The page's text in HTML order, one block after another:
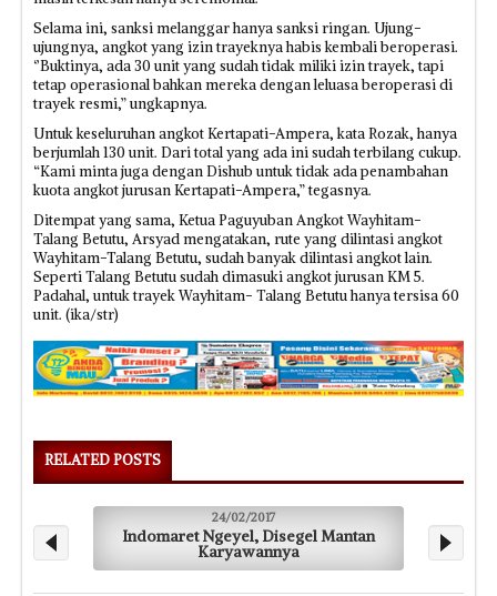
Selama ini, sanksi melanggar hanya sanksi ringan. Ujung-
ujungnya, angkot yang izin trayeknya habis kembali beroperasi.
‘’Buktinya, ada 30 unit yang sudah tidak miliki izin trayek, tapi
tetap operasional bahkan mereka dengan leluasa beroperasi di
trayek resmi,” ungkapnya.
Untuk keseluruhan angkot Kertapati-Ampera, kata Rozak, hanya
berjumlah 130 unit. Dari total yang ada ini sudah terbilang cukup.
“Kami minta juga dengan Dishub untuk tidak ada penambahan
kuota angkot jurusan Kertapati-Ampera,” tegasnya.
Ditempat yang sama, Ketua Paguyuban Angkot Wayhitam-
Talang Betutu, Arsyad mengatakan, rute yang dilintasi angkot
Wayhitam-Talang Betutu, sudah banyak dilintasi angkot lain.
Seperti Talang Betutu sudah dimasuki angkot jurusan KM 5.
Padahal, untuk trayek Wayhitam- Talang Betutu hanya tersisa 60
unit. (ika/str)
RELATED POSTS
24/02/2017
Indomaret Ngeyel, Disegel Mantan
Karyawannya